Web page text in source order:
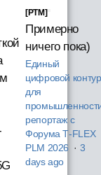
[PTM]
Примерно
ничего пока)
Единый
цифровой контур
для
репортаж с
Форума T‑FLEX
PLM 2026 · 3
days ago